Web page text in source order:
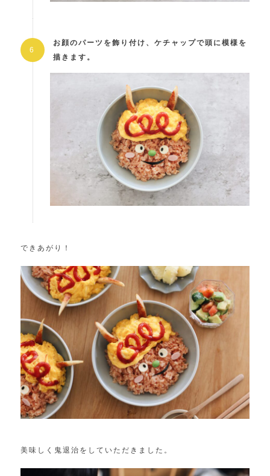
お顔のパーツを飾り付け、ケチャップで頭に模様を
描きます。
できあがり！
美味しく鬼退治をしていただきました。